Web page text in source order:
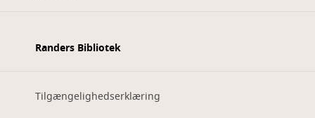
Randers Bibliotek
Tilgængelighedserklæring